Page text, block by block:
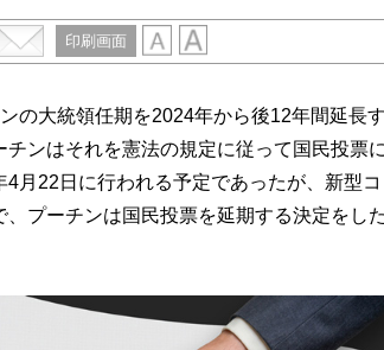
印刷画面
の大統領任期を2024年から後12年間延長
ンはそれを憲法の規定に従って国民投票
4月22日に行われる予定であったが、新型
プーチンは国民投票を延期する決定をし